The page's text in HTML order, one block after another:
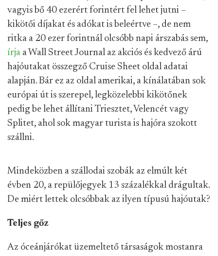
vagyis bő 40 ezerért forintért fel lehet jutni –
kikötői díjakat és adókat is beleértve –, de nem
ritka a 20 ezer forintnál olcsóbb napi árszabás sem,
írja a Wall Street Journal az akciós és kedvező árú
hajóutakat összegző Cruise Sheet oldal adatai
alapján. Bár ez az oldal amerikai, a kínálatában sok
európai út is szerepel, legközelebbi kikötőnek
pedig be lehet állítani Triesztet, Velencét vagy
Splitet, ahol sok magyar turista is hajóra szokott
szállni.
Mindeközben a szállodai szobák az elmúlt két
évben 20, a repülőjegyek 13 százalékkal drágultak.
De miért lettek olcsóbbak az ilyen típusú hajóutak?
Teljes gőz
Az óceánjárókat üzemeltető társaságok mostanra